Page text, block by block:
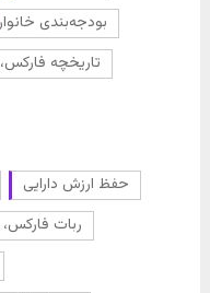
بودجه‌بندی
تاریخچه
حفظ ارزش دارایی
ربات فارکس،